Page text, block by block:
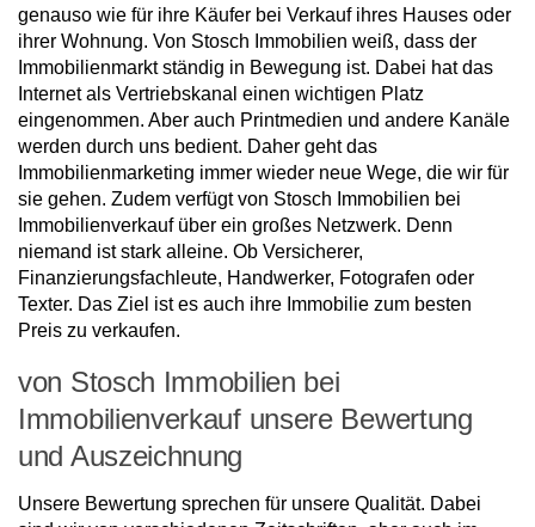
genauso wie für ihre Käufer bei Verkauf ihres Hauses oder
ihrer Wohnung. Von Stosch Immobilien weiß, dass der
Immobilienmarkt ständig in Bewegung ist. Dabei hat das
Internet als Vertriebskanal einen wichtigen Platz
eingenommen. Aber auch Printmedien und andere Kanäle
werden durch uns bedient. Daher geht das
Immobilienmarketing immer wieder neue Wege, die wir für
sie gehen. Zudem verfügt von Stosch Immobilien bei
Immobilienverkauf über ein großes Netzwerk. Denn
niemand ist stark alleine. Ob Versicherer,
Finanzierungsfachleute, Handwerker, Fotografen oder
Texter. Das Ziel ist es auch ihre Immobilie zum besten
Preis zu verkaufen.
von Stosch Immobilien bei
Immobilienverkauf unsere Bewertung
und Auszeichnung
Unsere Bewertung sprechen für unsere Qualität. Dabei